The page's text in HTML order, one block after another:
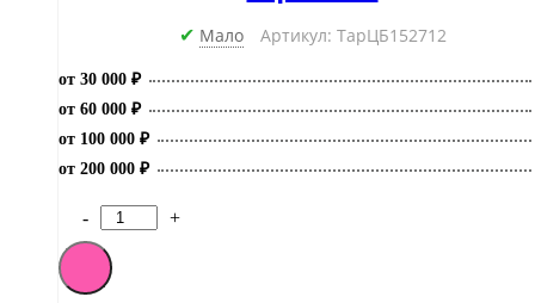
✔ Мало Артикул: ТарЦБ152712
от 30 000 ₽
от 60 000 ₽
от 100 000 ₽
от 200 000 ₽
Количество
товара
[M]Газированный
напиток
- +